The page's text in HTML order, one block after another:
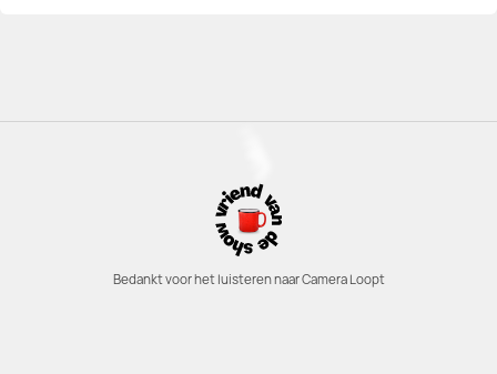
Bedankt voor het luisteren naar Camera Loopt